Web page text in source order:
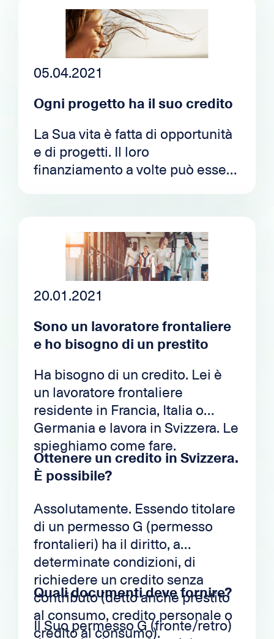
05.04.2021
Ogni progetto ha il suo credito
La Sua vita è fatta di opportunità
e di progetti. Il loro
finanziamento a volte può essere
per chi il credito è una soluzione
ideale!
20.01.2021
Sono un lavoratore frontaliere
e ho bisogno di un prestito
Ha bisogno di un credito. Lei è
un lavoratore frontaliere
residente in Francia, Italia o
Germania e lavora in Svizzera. Le
spieghiamo come fare.
Ottenere un credito in Svizzera.
È possibile?
Assolutamente. Essendo titolare
di un permesso G (permesso
frontalieri) ha il diritto, a
determinate condizioni, di
richiedere un credito senza
contributo (detto anche prestito
al consumo, credito personale o
credito al consumo).
Quali documenti deve fornire?
Il Suo permesso G (fronte/retro)